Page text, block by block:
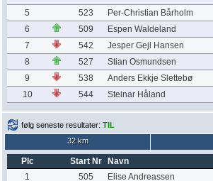
5 523
Per-Christian Bårholm
6
509
Espen Waldeland
7
542
Jesper Gejl Hansen
8
527
Stian Osmundsen
9
538
Anders Ekkje Slettebø
10
544 Steinar Håland
følg seneste resultater: TIL
32 km
Plc Start Nr
Navn
1
505 Elise Andreassen